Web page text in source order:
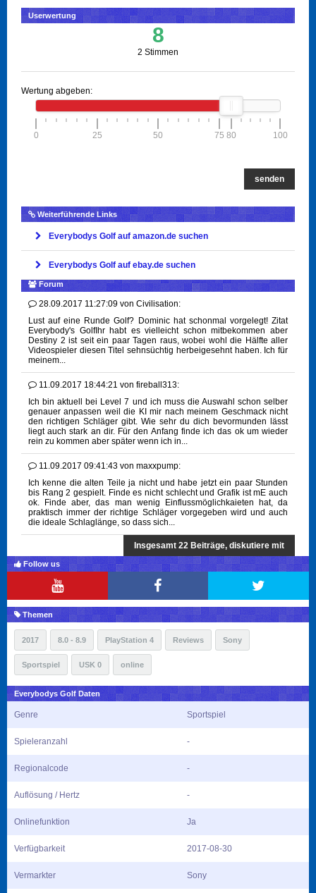
Userwertung
8
2 Stimmen
Wertung abgeben:
0 25 50 75 80 100
senden
Weiterführende Links
Everybodys Golf auf amazon.de suchen
Everybodys Golf auf ebay.de suchen
Forum
28.09.2017 11:27:09 von Civilisation:
Lust auf eine Runde Golf? Dominic hat schonmal vorgelegt! Zitat
Everybody's GolfIhr habt es vielleicht schon mitbekommen aber
Destiny 2 ist seit ein paar Tagen raus, wobei wohl die Hälfte aller
Videospieler diesen Titel sehnsüchtig herbeigesehnt haben. Ich für
meinem...
11.09.2017 18:44:21 von fireball313:
Ich bin aktuell bei Level 7 und ich muss die Auswahl schon selber
genauer anpassen weil die KI mir nach meinem Geschmack nicht
den richtigen Schläger gibt. Wie sehr du dich bevormunden lässt
liegt auch stark an dir. Für den Anfang finde ich das ok um wieder
rein zu kommen aber später wenn ich in...
11.09.2017 09:41:43 von maxxpump:
Ich kenne die alten Teile ja nicht und habe jetzt ein paar Stunden
bis Rang 2 gespielt. Finde es nicht schlecht und Grafik ist mE auch
ok. Finde aber, das man wenig Einflussmöglichkaieten hat, da
praktisch immer der richtige Schläger vorgegeben wird und auch
die ideale Schlaglänge, so dass sich...
Insgesamt 22 Beiträge, diskutiere mit
Follow us
Themen
2017 8.0 - 8.9 PlayStation 4 Reviews Sony
Sportspiel USK 0 online
Everybodys Golf Daten
Genre Sportspiel
Spieleranzahl -
Regionalcode -
Auflösung / Hertz -
Onlinefunktion Ja
Verfügbarkeit 2017-08-30
Vermarkter Sony